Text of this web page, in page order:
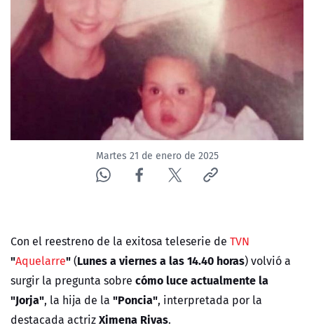
Martes 21 de enero de 2025
Con el reestreno de la exitosa teleserie de TVN
"Aquelarre"(Lunes a viernes a las 14.40 horas) volvió a
surgir la pregunta sobre cómo luce actualmente la
"Jorja", la hija de la "Poncia", interpretada por la
destacada actrizXimena Rivas.